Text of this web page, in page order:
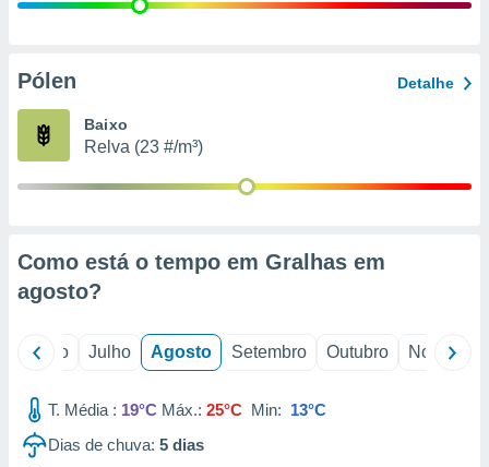
e
de
Pólen Detalhe
Baixo
Relva (23 #/m³)
Como está o tempo em Gralhas em
agosto?
Junho Julho Agosto Setembro Outubro Novembro
T. Média : 19°C Máx.: 25°C Min: 13°C
Dias de chuva: 5 dias